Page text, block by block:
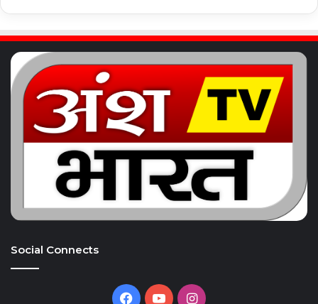
Social Connects
Facebook
YouTubeInstagram